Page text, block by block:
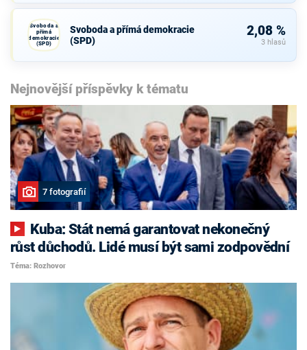
Svoboda a
přímá
demokracie
(SPD)
Svoboda a přímá demokracie
(SPD)
2,08 %
3 hlasů
Nejnovější příspěvky k tématu
7 fotografií
růst důchodů. Lidé musí být sami zodpovědní
Téma: Rozhovor